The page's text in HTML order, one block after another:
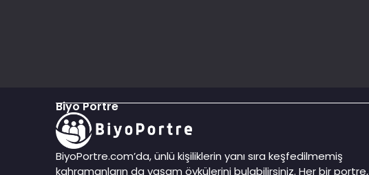
Biyo Portre
BiyoPortre.com’da, ünlü kişiliklerin yanı sıra keşfedilmemiş
kahramanların da yaşam öykülerini bulabilirsiniz. Her bir portre,